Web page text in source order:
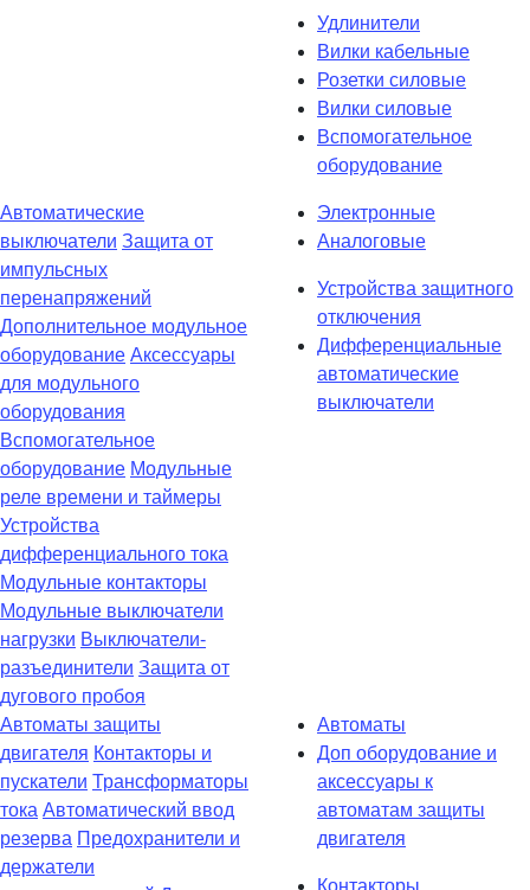
Удлинители
Вилки кабельные
Розетки силовые
Вилки силовые
Вспомогательное
оборудование
Автоматические
выключатели Защита от
импульсных
перенапряжений
Дополнительное модульное
оборудование Аксессуары
для модульного
оборудования
Вспомогательное
оборудование Модульные
реле времени и таймеры
Устройства
дифференциального тока
Модульные контакторы
Модульные выключатели
нагрузки Выключатели-
разъединители Защита от
дугового пробоя
Электронные
Аналоговые
Устройства защитного
отключения
Дифференциальные
автоматические
выключатели
Автоматы защиты
двигателя Контакторы и
пускатели Трансформаторы
тока Автоматический ввод
резерва Предохранители и
держатели
Автоматы
Доп оборудование и
аксессуары к
автоматам защиты
двигателя
Контакторы